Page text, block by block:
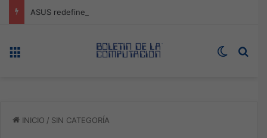
Switch
INICIO / SIN CATEGORÍA